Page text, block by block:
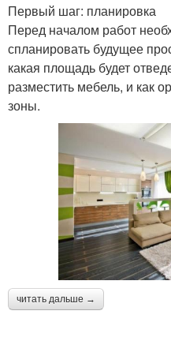
Первый шаг: планировка
Перед началом работ
спланировать будущее
какая площадь будет
разместить мебель, и как
зоны.
читать дальше →